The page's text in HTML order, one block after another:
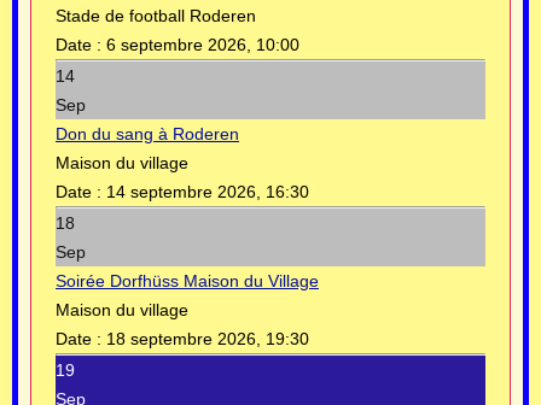
Stade de football Roderen
Date : 6 septembre 2026, 10:00
14
Sep
Don du sang à Roderen
Maison du village
Date : 14 septembre 2026, 16:30
18
Sep
Soirée Dorfhüss Maison du Village
Maison du village
Date : 18 septembre 2026, 19:30
19
Sep